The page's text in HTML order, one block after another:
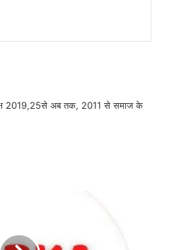
2019,25से अब तक, 2011 से समाज के